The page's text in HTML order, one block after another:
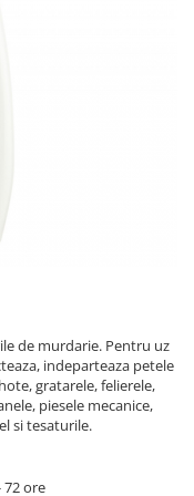
de murdarie. Pentru uz
indeparteaza petele
gratarele, felierele,
piesele mecanice,
si tesaturile.
72 ore